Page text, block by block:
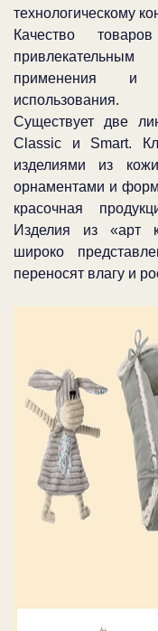
технологическому
Качество
применения и
использования.
Существует две
Classic и Smart.
изделиями из
орнаментами и
красочная
Изделия из «арт
широко
переносят влагу и